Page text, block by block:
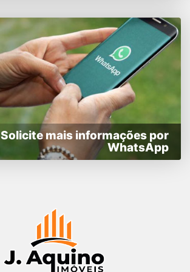
Solicite mais informações por
WhatsApp